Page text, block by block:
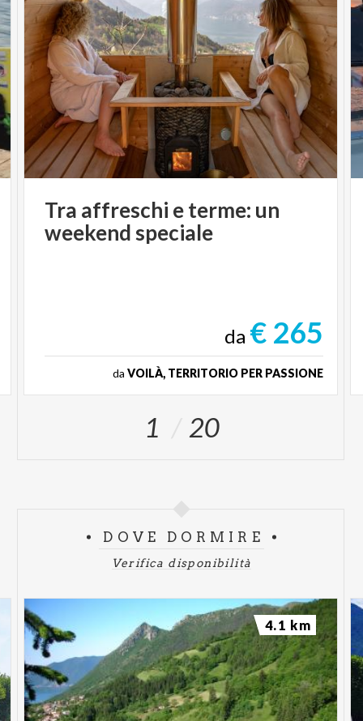
Tra affreschi eterme: un
weekend speciale
da € 265
da VOILÀ, TERRITORIO PER PASSIONE
1 20
DOVE DORMIRE
Verifica disponibilità
4.1 km